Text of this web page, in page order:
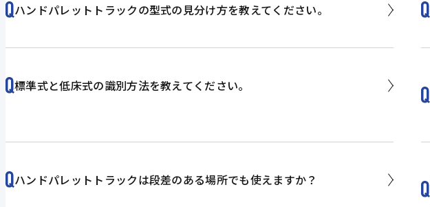
ハンドパレットトラックの型式の見分け方を教えてください。
標準式と低床式の識別方法を教えてください。
ハンドパレットトラックは段差のある場所でも使えますか？